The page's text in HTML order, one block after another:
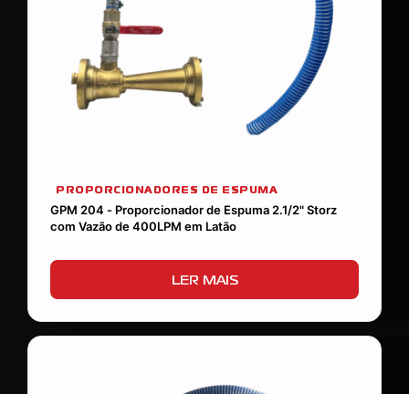
PROPORCIONADORES DE ESPUMA
GPM 204 - Proporcionador de Espuma 2.1/2" Storz
com Vazão de 400LPM em Latão
LER MAIS